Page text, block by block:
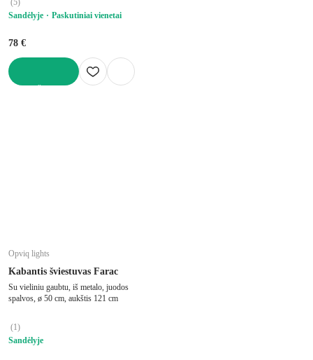
(5)
Sandėlyje
Paskutiniai vienetai
78 €
Opviq lights
Kabantis šviestuvas Farac
Su vieliniu gaubtu, iš metalo, juodos
spalvos, ø 50 cm, aukštis 121 cm
(1)
Sandėlyje